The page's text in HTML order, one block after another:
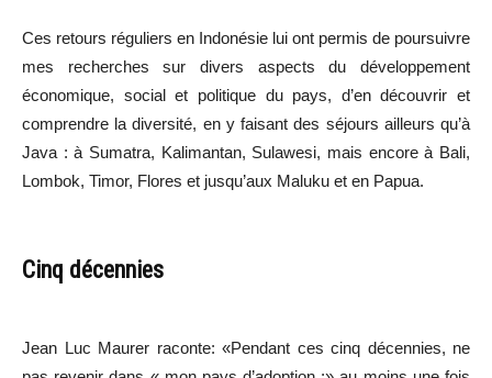
Ces retours réguliers en Indonésie lui ont permis de poursuivre
mes recherches sur divers aspects du développement
économique, social et politique du pays, d’en découvrir et
comprendre la diversité, en y faisant des séjours ailleurs qu’à
Java : à Sumatra, Kalimantan, Sulawesi, mais encore à Bali,
Lombok, Timor, Flores et jusqu’aux Maluku et en Papua.
Cinq décennies
Jean Luc Maurer raconte: «Pendant ces cinq décennies, ne